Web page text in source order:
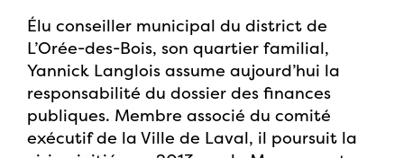
Élu conseiller municipal du district de
L’Orée-des-Bois, son quartier familial,
Yannick Langlois assume aujourd’hui la
responsabilité du dossier des finances
publiques. Membre associé du comité
exécutif de la Ville de Laval, il poursuit la